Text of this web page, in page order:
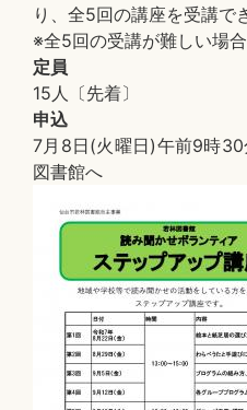
り、全5回の講座を受講で
※全5回の受講が難しい場
定員
15人〔先着〕
申込
7月8日(火曜日)午前9時
図書館へ